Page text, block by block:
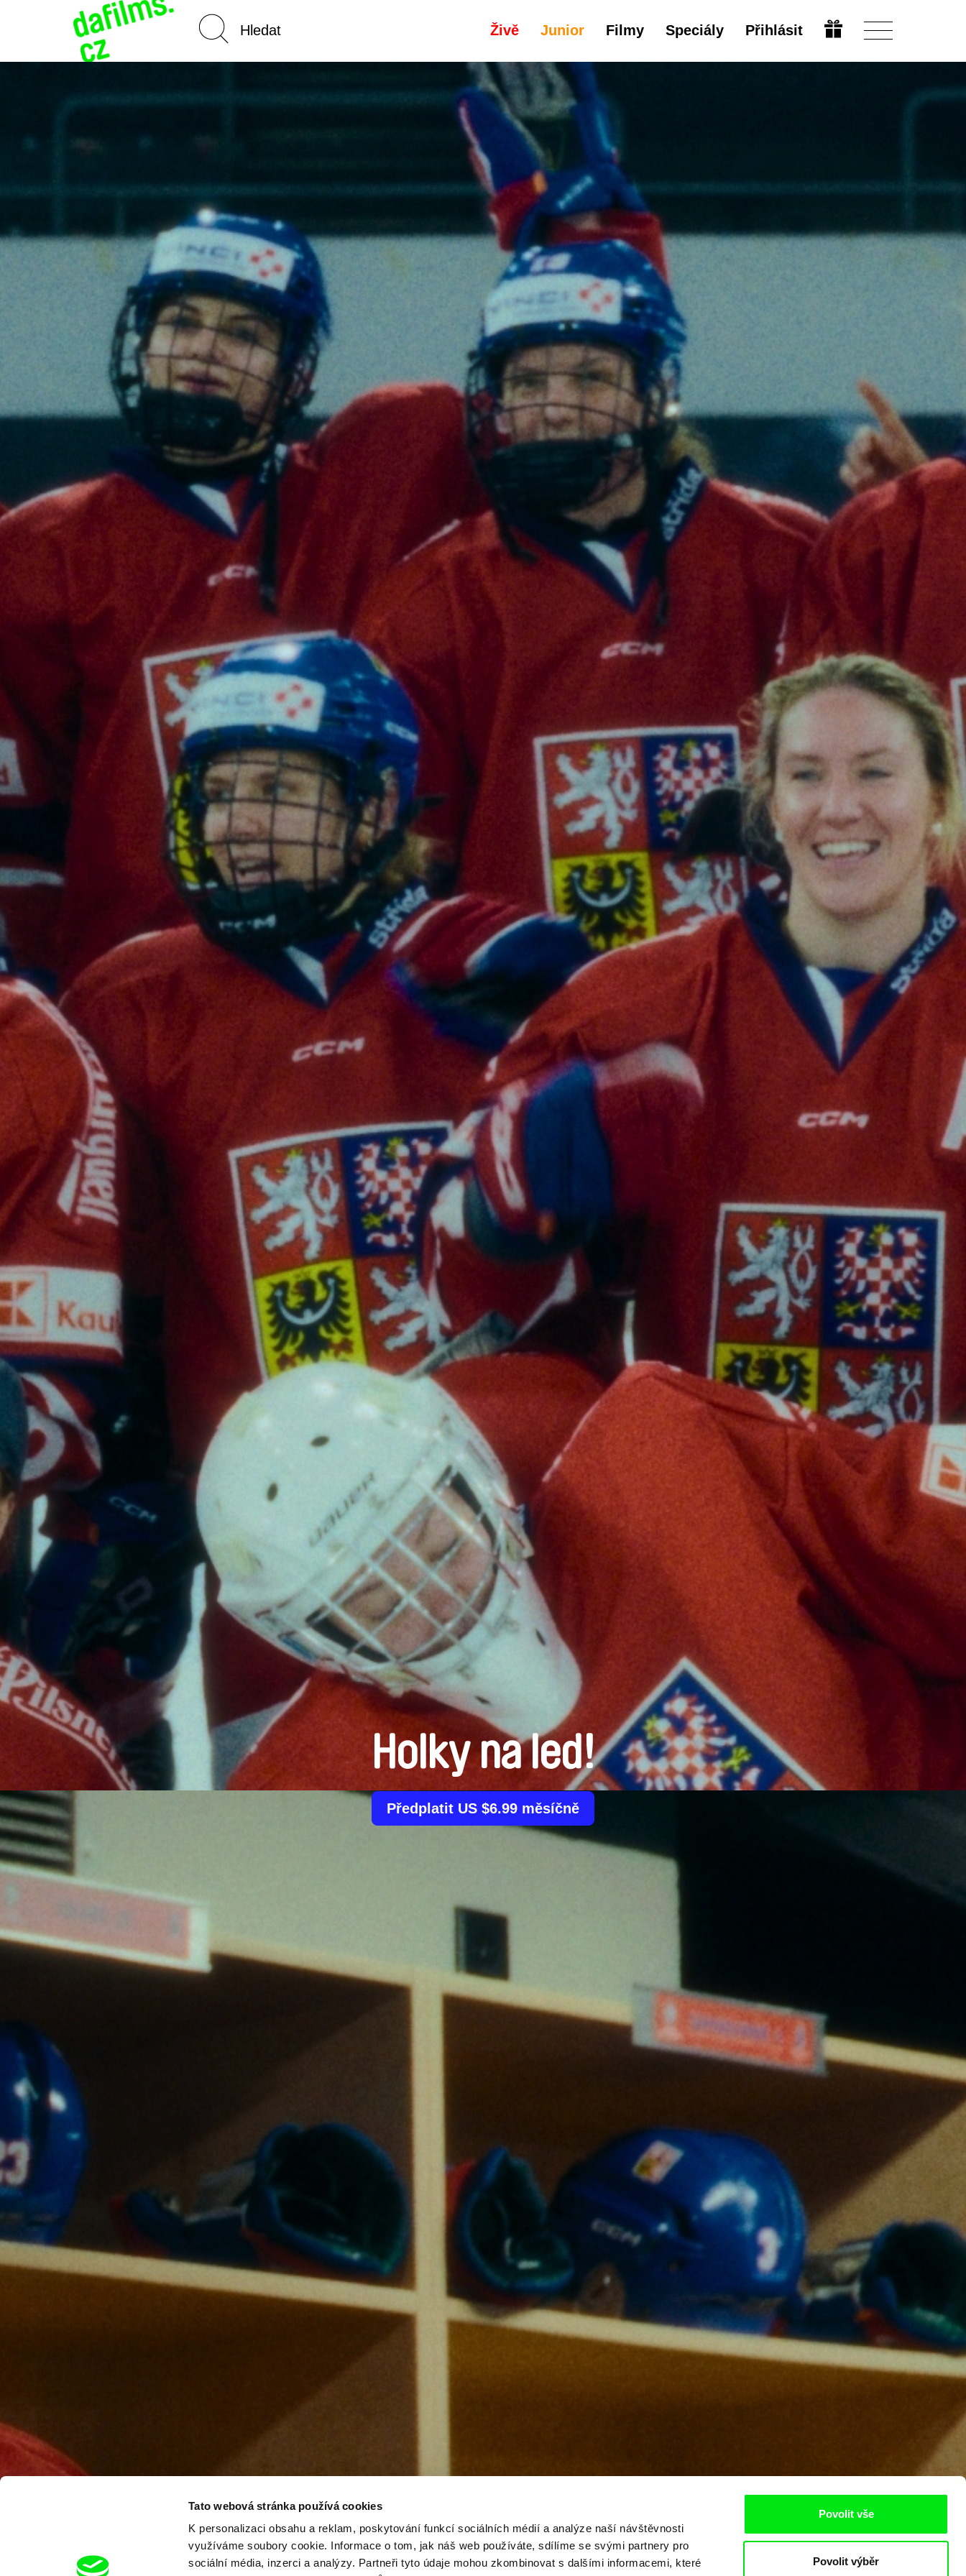
Tato webová stránka používá cookies
K personalizaci obsahu a reklam, poskytování funkcí sociálních médií a analýze naší návštěvnosti
využíváme soubory cookie. Informace o tom, jak náš web používáte, sdílíme se svými partnery pro
sociální média, inzerci a analýzy. Partneři tyto údaje mohou zkombinovat s dalšími informacemi, které
Povolit vše
Povolit výběr
Živě Junior Filmy Speciály Přihlásit
Holky na led!
Předplatit US $6.99 měsíčně